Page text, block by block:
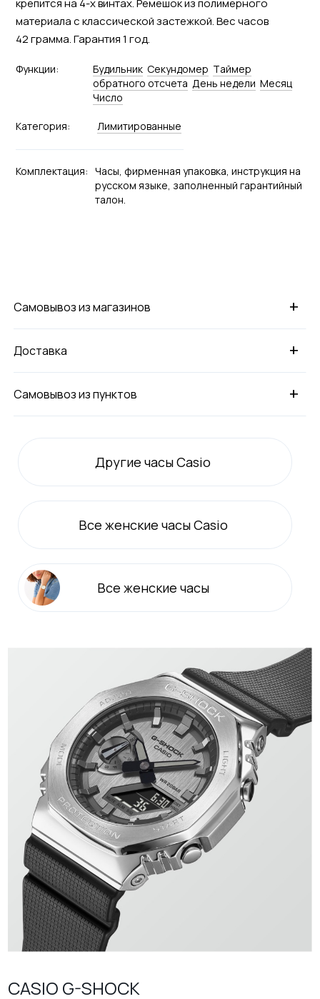
крепится на 4-х винтах. Ремешок из полимерного
материала с классической застежкой. Вес часов
42 грамма. Гарантия 1 год.
Функции: Будильник Секундомер Tаймер
обратного отсчета День недели Месяц
Число
Категория: Лимитированные
Комплектация: Часы, фирменная упаковка, инструкция на
русском языке, заполненный гарантийный
талон.
+
Самовывоз из магазинов
+
Доставка
+
Самовывоз из пунктов
Другие часы Casio
Все женские часы Casio
Все женские часы
CASIO G-SHOCK